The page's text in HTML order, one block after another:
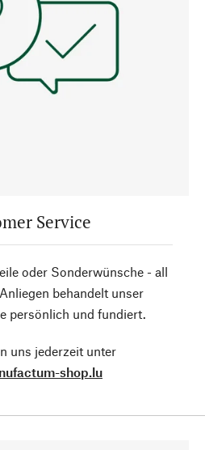
Service
oder Sonderwünsche - all
behandelt unser
persönlich und fundiert.
uns jederzeit unter
shop.lu